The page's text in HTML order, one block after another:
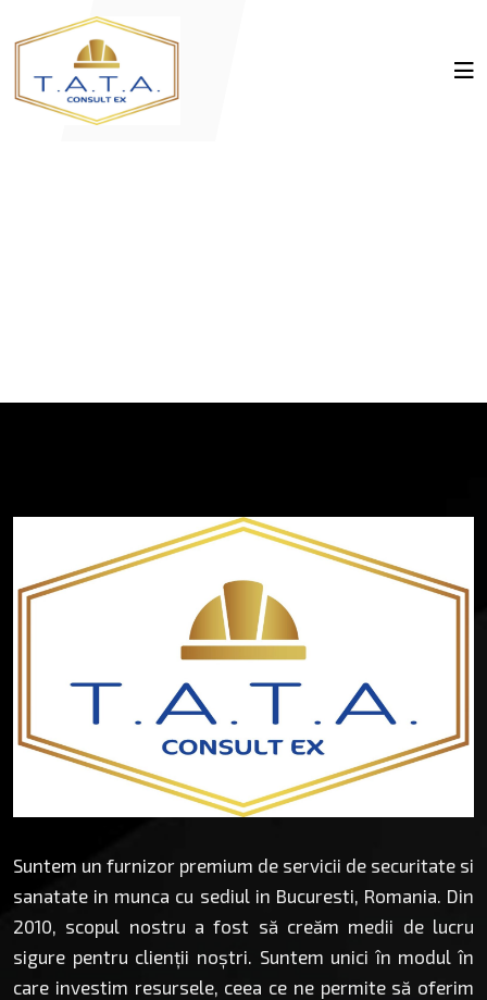
Suntem un furnizor premium de servicii de securitate si
sanatate in munca cu sediul in Bucuresti, Romania. Din
2010, scopul nostru a fost să creăm medii de lucru
sigure pentru clienții noștri. Suntem unici în modul în
care investim resursele, ceea ce ne permite să oferim